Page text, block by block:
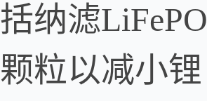
括纳滤LiFePO
颗粒以减小锂